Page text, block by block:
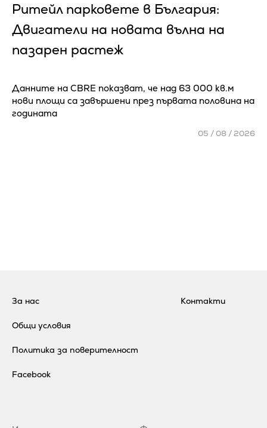
Ритейл парковете в България:
Двигатели на новата вълна на
пазарен растеж
Данните на CBRE показват, че над 63 000 кв.м
нови площи са завършени през първата половина на
годината
05 / 08 / 2026
За нас
Общи условия
Политика за поверителност
Контакти
Facebook